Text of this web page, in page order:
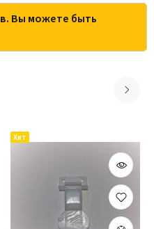
Вы можете быть
Хит